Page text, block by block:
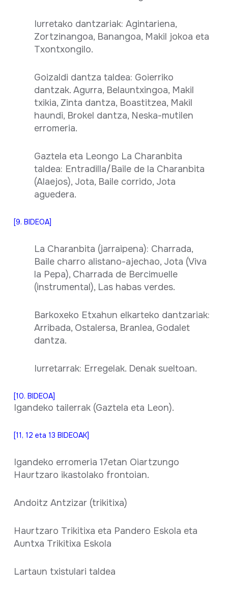
Iurretako dantzariak: Agintariena,
Zortzinangoa, Banangoa, Makil jokoa eta
Txontxongilo.
Goizaldi dantza taldea: Goierriko
dantzak. Agurra, Belauntxingoa, Makil
txikia, Zinta dantza, Boastitzea, Makil
haundi, Brokel dantza, Neska-mutilen
erromeria.
Gaztela eta Leongo La Charanbita
taldea: Entradilla/Baile de la Charanbita
(Alaejos), Jota, Baile corrido, Jota
aguedera.
[9. BIDEOA]
La Charanbita (jarraipena): Charrada,
Baile charro alistano-ajechao, Jota (Viva
la Pepa), Charrada de Bercimuelle
(instrumental), Las habas verdes.
Barkoxeko Etxahun elkarteko dantzariak:
Arribada, Ostalersa, Branlea, Godalet
dantza.
Iurretarrak: Erregelak. Denak sueltoan.
[10. BIDEOA]
Igandeko tailerrak (Gaztela eta Leon).
[11, 12 eta 13 BIDEOAK]
Igandeko erromeria 17etan Oiartzungo
Haurtzaro ikastolako frontoian.
Andoitz Antzizar (trikitixa)
Haurtzaro Trikitixa eta Pandero Eskola eta
Auntxa Trikitixa Eskola
Lartaun txistulari taldea